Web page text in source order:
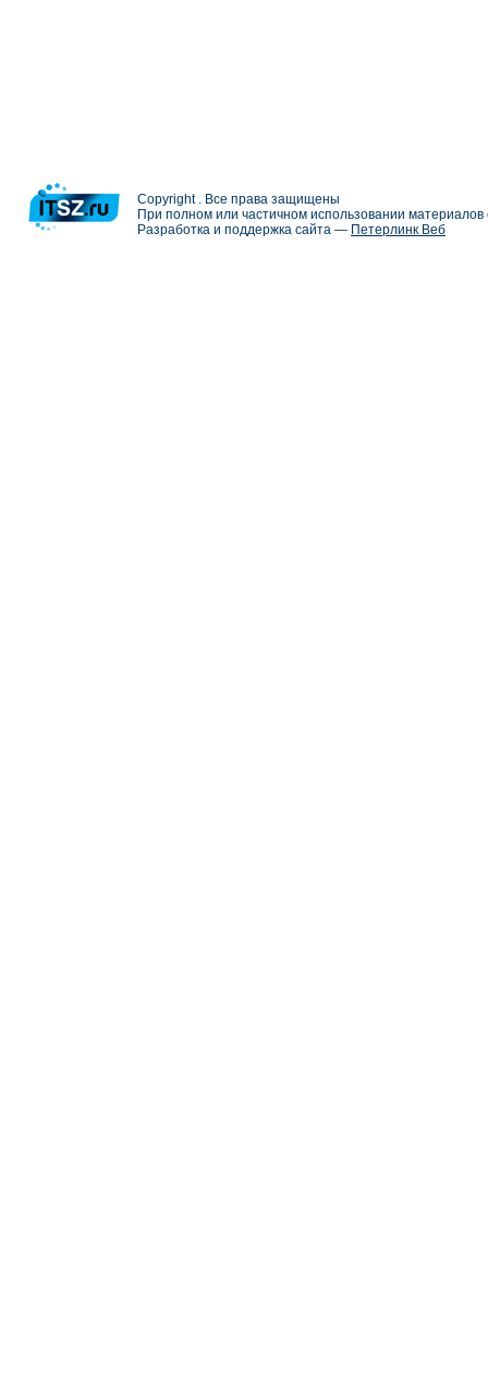
Copyright . Все права защищены
При полном или частичном использовании
Разработка и поддержка сайта — Петерлинк Веб